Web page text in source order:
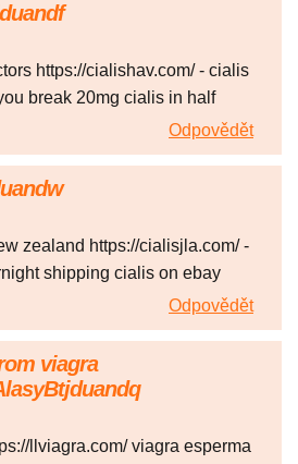
https://cialishav.com/ - cialis
break 20mg cialis in half
Odpovědět
zealand https://cialisjla.com/ -
shipping cialis on ebay
Odpovědět
viagra
llviagra.com/ viagra esperma